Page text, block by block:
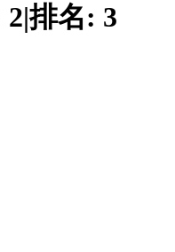
2|排名: 3